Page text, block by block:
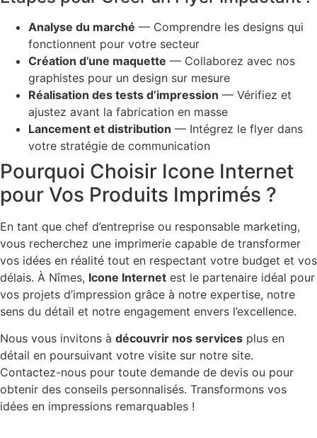
Analyse du marché — Comprendre les designs qui
fonctionnent pour votre secteur
Création d’une maquette — Collaborez avec nos
graphistes pour un design sur mesure
Réalisation des tests d’impression — Vérifiez et
ajustez avant la fabrication en masse
Lancement et distribution — Intégrez le flyer dans
votre stratégie de communication
Pourquoi Choisir Icone Internet
pour Vos Produits Imprimés ?
En tant que chef d’entreprise ou responsable marketing,
vous recherchez une imprimerie capable de transformer
vos idées en réalité tout en respectant votre budget et vos
délais. À Nîmes, Icone Internet est le partenaire idéal pour
vos projets d’impression grâce à notre expertise, notre
sens du détail et notre engagement envers l’excellence.
Nous vous invitons à découvrir nos services plus en
détail en poursuivant votre visite sur notre site.
Contactez-nous pour toute demande de devis ou pour
obtenir des conseils personnalisés. Transformons vos
idées en impressions remarquables !